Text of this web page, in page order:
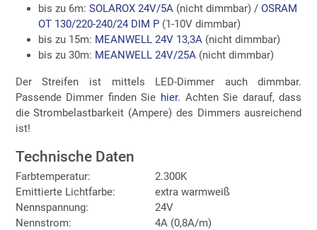
bis zu 6m: SOLAROX 24V/5A(nicht dimmbar) / OSRAM
OT 130/220-240/24 DIM P(1-10V dimmbar)
bis zu 15m: MEANWELL 24V 13,3A(nicht dimmbar)
bis zu 30m: MEANWELL 24V/25A(nicht dimmbar)
Der Streifen ist mittels LED-Dimmer auch dimmbar.
Passende Dimmer finden Sie hier. Achten Sie darauf, dass
die Strombelastbarkeit (Ampere) des Dimmers ausreichend
ist!
Technische Daten
Farbtemperatur:
2.300K
Emittierte Lichtfarbe:
extra warmweiß
Nennspannung:
24V
Nennstrom:
4A (0,8A/m)